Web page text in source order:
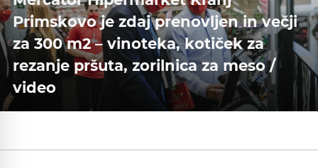
Primskovo je zdaj prenovljen in večji
za 300 m2 – vinoteka, kotiček za
rezanje pršuta, zorilnica za meso /
video